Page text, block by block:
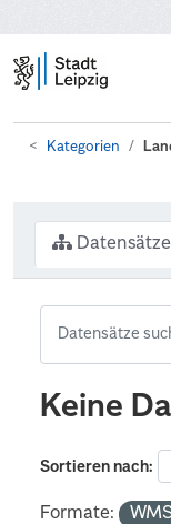
Kategorien
Datensätze
Keine
Sortieren nach
Formate: